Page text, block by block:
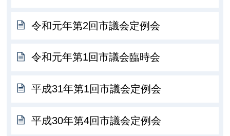
令和元年第2回市議会定例会
令和元年第1回市議会臨時会
平成31年第1回市議会定例会
平成30年第4回市議会定例会